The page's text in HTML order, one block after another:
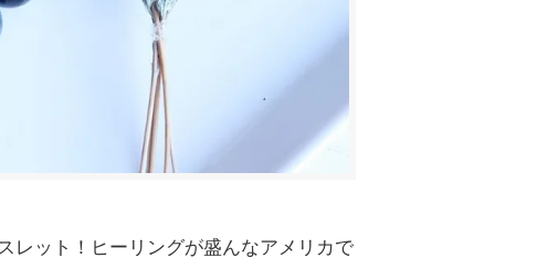
レット！ヒーリングが盛んなアメリカで